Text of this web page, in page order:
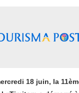
18 juin, la